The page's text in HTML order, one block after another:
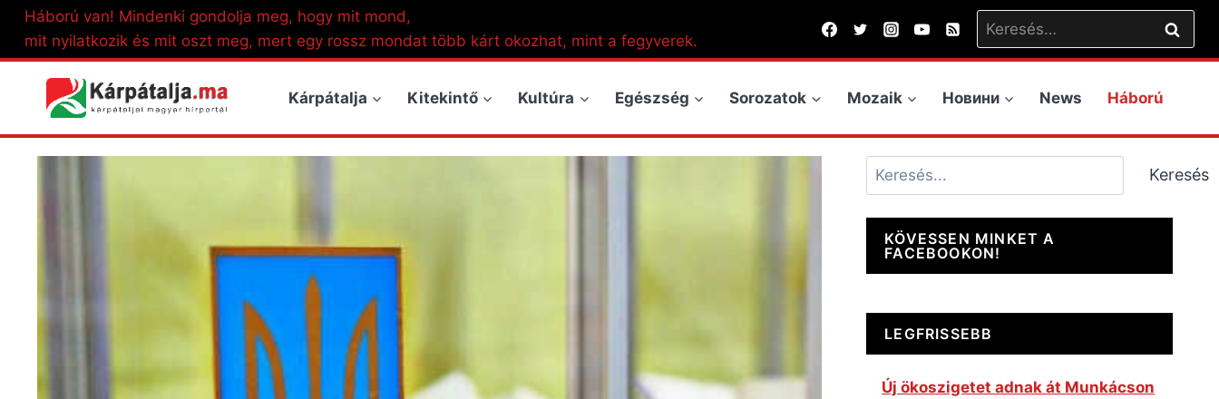
Skip
content
Háború van! Mindenki gondolja meg, hogy mit mond,
mit nyilatkozik és mit oszt meg, mert egy rossz mondat több kárt okozhat, mint a fegyverek.
Keresés:
Kárpátalja Kitekintő Kultúra Egészség Sorozatok Mozaik Новини News Háború
Keresés Keresés
KÖVESSEN MINKET A
FACEBOOKON!
LEGFRISSEBB
Új ökoszigetet adnak át Munkácson